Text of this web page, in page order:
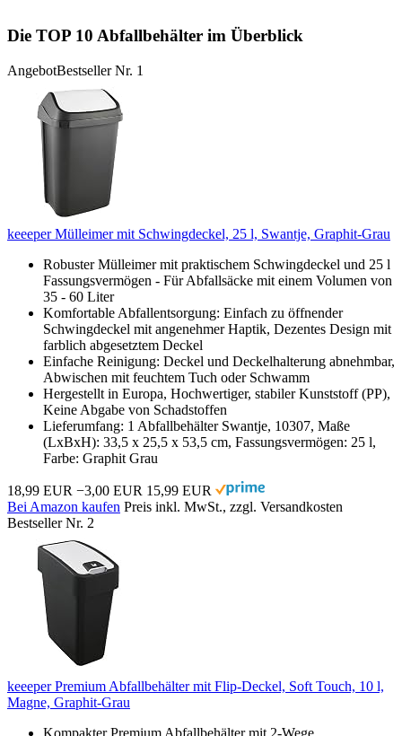
Die TOP 10 Abfallbehälter im Überblick
AngebotBestseller Nr. 1
keeeper Mülleimer mit Schwingdeckel, 25 l, Swantje, Graphit-Grau
Robuster Mülleimer mit praktischem Schwingdeckel und 25 l
Fassungsvermögen - Für Abfallsäcke mit einem Volumen von
35 - 60 Liter
Komfortable Abfallentsorgung: Einfach zu öffnender
Schwingdeckel mit angenehmer Haptik, Dezentes Design mit
farblich abgesetztem Deckel
Einfache Reinigung: Deckel und Deckelhalterung abnehmbar,
Abwischen mit feuchtem Tuch oder Schwamm
Hergestellt in Europa, Hochwertiger, stabiler Kunststoff (PP),
Keine Abgabe von Schadstoffen
Lieferumfang: 1 Abfallbehälter Swantje, 10307, Maße
(LxBxH): 33,5 x 25,5 x 53,5 cm, Fassungsvermögen: 25 l,
Farbe: Graphit Grau
18,99 EUR −3,00 EUR 15,99 EUR
Bei Amazon kaufen Preis inkl. MwSt., zzgl. Versandkosten
Bestseller Nr. 2
keeeper Premium Abfallbehälter mit Flip-Deckel, Soft Touch, 10 l,
Magne, Graphit-Grau
Kompakter Premium Abfallbehälter mit 2-Wege